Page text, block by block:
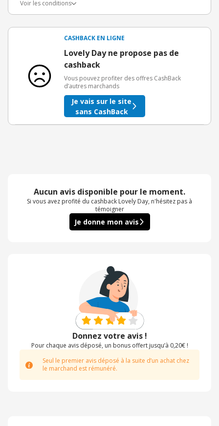
Voir les conditions
3€ de bienvenue crédités immédiatement + 1€ supplémentaire
Offre réservée à une toute première inscription chez eBuyClub.
CASHBACK EN LIGNE
Lovely Day ne propose pas de
cashback
Vous pouvez profiter des offres CashBack
d’autres marchands
Je vais sur le site
sans CashBack
Aucun avis disponible pour le moment.
Si vous avez profité du cashback Lovely Day, n'hésitez pas à
témoigner
Je donne mon avis
Donnez votre avis !
Pour chaque avis déposé, un bonus offert jusqu’à 0,20€ !
Seul le premier avis déposé à la suite d’un achat chez
le marchand est rémunéré.